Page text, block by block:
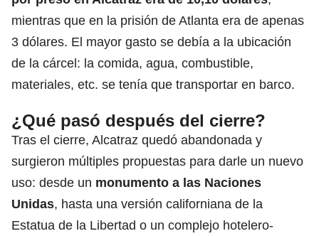
mientras que en la prisión de Atlanta era de apenas
3 dólares. El mayor gasto se debía a la ubicación
de la cárcel: la comida, agua, combustible,
materiales, etc. se tenía que transportar en barco.
¿Qué pasó después del cierre?
Tras el cierre, Alcatraz quedó abandonada y
surgieron múltiples propuestas para darle un nuevo
uso: desde un monumento a las Naciones
Unidas, hasta una versión californiana de la
Estatua de la Libertad o un complejo hotelero-